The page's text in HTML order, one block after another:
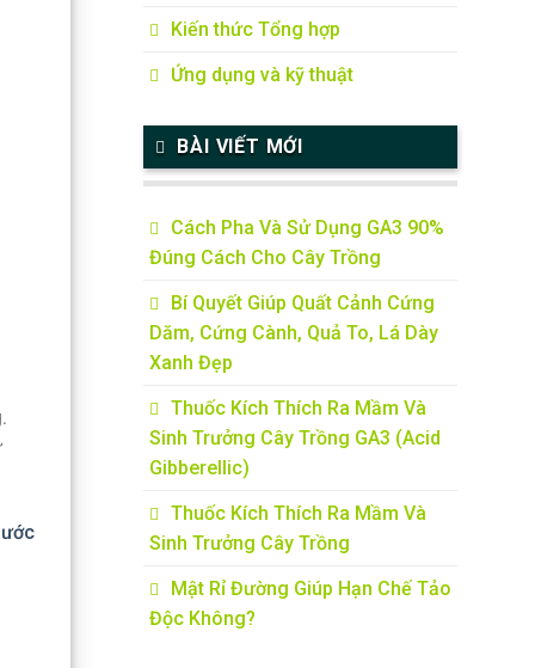
Kiến thức Tổng hợp
Ứng dụng và kỹ thuật
BÀI VIẾT MỚI
Cách Pha Và Sử Dụng GA3 90%
Đúng Cách Cho Cây Trồng
Bí Quyết Giúp Quất Cảnh Cứng
Dăm, Cứng Cành, Quả To, Lá Dày
Xanh Đẹp
Thuốc Kích Thích Ra Mầm Và
Sinh Trưởng Cây Trồng GA3 (Acid
Gibberellic)
Thuốc Kích Thích Ra Mầm Và
Sinh Trưởng Cây Trồng
Mật Rỉ Đường Giúp Hạn Chế Tảo
Độc Không?